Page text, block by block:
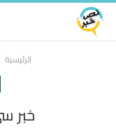
الرئيسية
خبر